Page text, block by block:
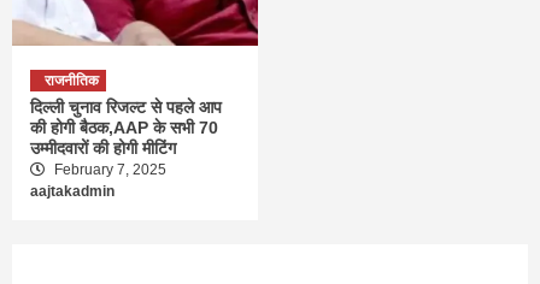
राजनीतिक
दिल्ली चुनाव रिजल्ट से पहले आप
की होगी बैठक,AAP के सभी 70
उम्मीदवारों की होगी मीटिंग
February 7, 2025
aajtakadmin